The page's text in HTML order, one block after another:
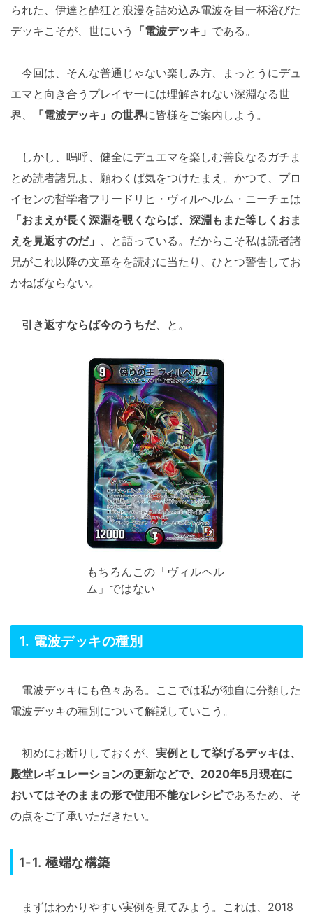
られた、伊達と酔狂と浪漫を詰め込み電波を目一杯浴びた
デッキこそが、世にいう
「電波デッキ」 である。
今回は、そんな普通じゃない楽しみ方、まっとうにデュ
エマと向き合うプレイヤーには理解されない深淵なる世
界、
「電波デッキ」の世界に皆様をご案内しよう。
しかし、嗚呼、健全にデュエマを楽しむ善良なるガチま
とめ読者諸兄よ、願わくば気をつけたまえ。かつて、プロ
イセンの哲学者フリードリヒ・ヴィルヘルム・ニーチェは
「おまえが長く深淵を覗くならば、深淵もまた等しくおま
えを見返すのだ」
、と語っている。だからこそ私は読者諸
兄がこれ以降の文章をを読むに当たり、ひとつ警告してお
かねばならない。
引き返すならば今のうちだ、と。
もちろんこの「ヴィルヘル
ム」ではない
1. 電波デッキの種別
電波デッキにも色々ある。ここでは私が独自に分類した
電波デッキの種別について解説していこう。
初めにお断りしておくが、 実例として挙げるデッキは、
殿堂レギュレーションの更新などで、2020年5月現在に
おいてはそのままの形で使用不能なレシピであるため、そ
の点をご了承いただきたい。
1-1. 極端な構築
まずはわかりやすい実例を見てみよう。これは、2018